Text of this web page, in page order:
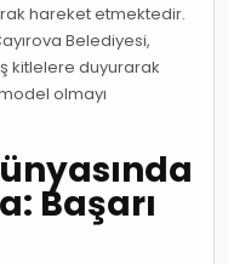
hareket etmektedir.
Belediyesi,
kitlelere duyurarak
olmayı
Başarı